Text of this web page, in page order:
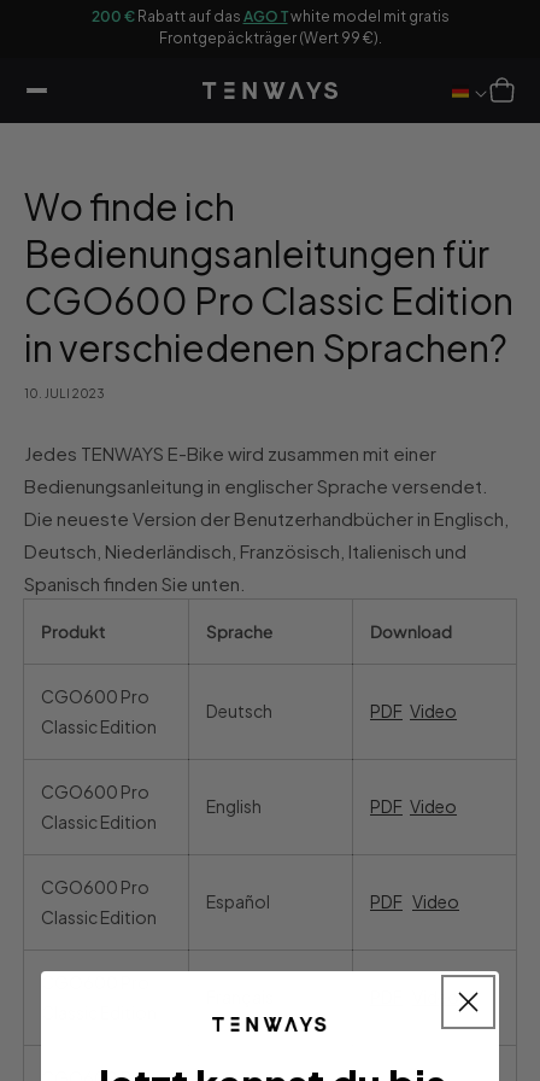
200 €Rabatt auf das AGO Twhite model mit gratis
Frontgepäckträger (Wert 99 €).
Wo finde ich
Bedienungsanleitungen für
CGO600 Pro Classic Edition
in verschiedenen Sprachen?
10. JULI 2023
Jedes TENWAYS E-Bike wird zusammen mit einer
Bedienungsanleitung in englischer Sprache versendet.
Die neueste Version der Benutzerhandbücher in Englisch,
Deutsch, Niederländisch, Französisch, Italienisch und
Spanisch finden Sie unten.
Produkt Sprache Download
CGO600 Pro
Classic Edition
Deutsch PDF Video
CGO600 Pro
Classic Edition
English PDF Video
CGO600 Pro
Classic Edition
Español PDF Video
CGO600 Pro
Video